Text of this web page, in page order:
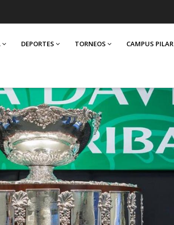
DEPORTES TORNEOS CAMPUS PILAR